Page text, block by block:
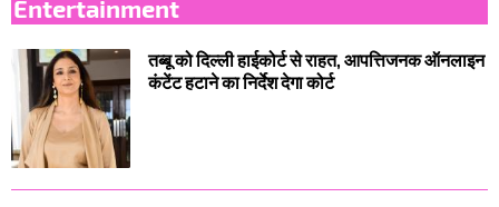
Entertainment
तब्बू को दिल्ली हाईकोर्ट से राहत, आपत्तिजनक ऑनलाइन
कंटेंट हटाने का निर्देश देगा कोर्ट